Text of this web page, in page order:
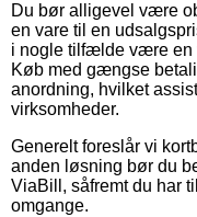
Du bør alligevel være
en vare til en
i nogle tilfælde være en
Køb med gængse
anordning, hvilket
virksomheder.
Generelt foreslår vi
anden løsning bør du
ViaBill, såfremt du har
omgange.